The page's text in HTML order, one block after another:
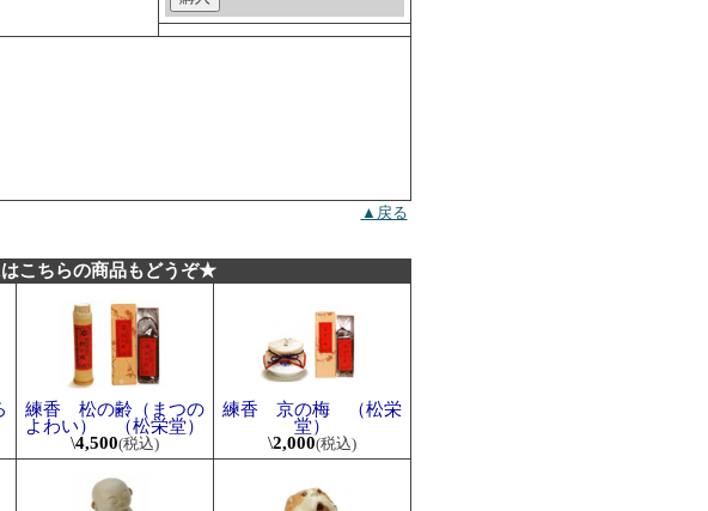
▲戻る
こちらの商品もどうぞ★
練香 松の齢（まつの
よわい） （松栄堂）
\4,500(税込)
練香 京の梅 （松栄
堂）
\2,000(税込)